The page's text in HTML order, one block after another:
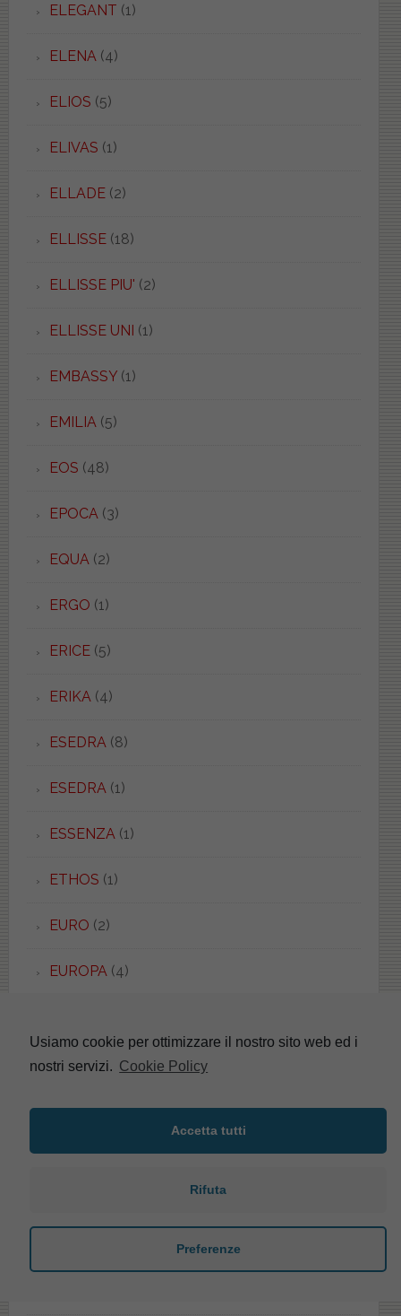
ELEGANT (1)
ELENA (4)
ELIOS (5)
ELIVAS (1)
ELLADE(2)
ELLISSE(18)
ELLISSE PIU' (2)
ELLISSE UNI (1)
EMBASSY(1)
EMILIA (5)
EOS (48)
EPOCA (3)
EQUA (2)
ERGO (1)
ERICE(5)
ERIKA (4)
ESEDRA (8)
ESEDRA (1)
ESSENZA (1)
ETHOS (1)
EURO (2)
EUROPA (4)
EUROPA(4)
EUROPA DUO(2)
EVOLUTION(1)
Usiamo cookie per ottimizzare il nostro sito web ed i
nostri servizi. Cookie Policy
Accetta tutti
Rifuta
Preferenze